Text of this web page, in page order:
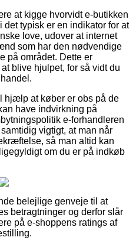
at kigge hvorvidt e-butikken
typisk er en indikator for at
love, udover at internet
som har den nødvendige
på området. Dette er
blive hjulpet, for så vidt du
hjælp at køber er obs på de
have indvirkning på
e-forhandleren
vigtigt, at man når
så man altid kan
om du er på indkøb
belejlige genveje til at
betragtninger og derfor slår
på e-shoppens ratings af